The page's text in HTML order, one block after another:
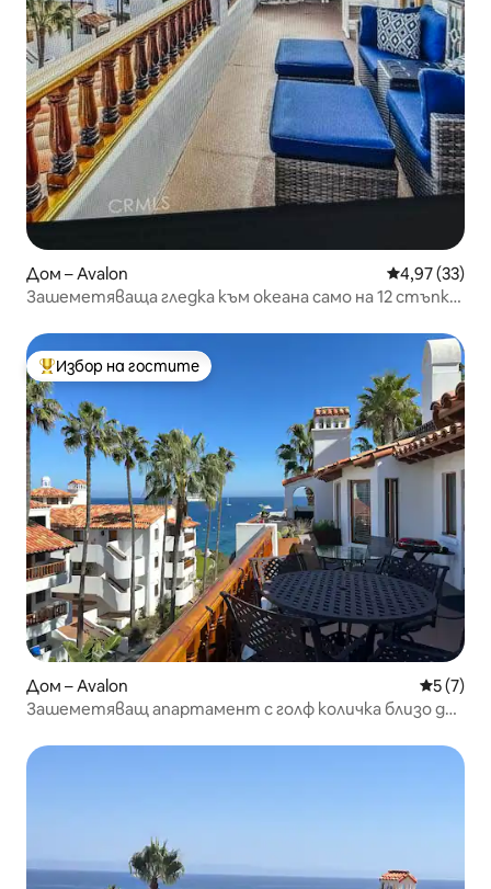
Дом – Avalon Средна
4,97 (33)
Зашеметяваща гледка към океана само на 12 стъпки
Най-популярен избор на гостите
Избор на гостите
Дом – Avalon Средна
5 (7)
Зашеметяващ апартамент с голф количка близо до